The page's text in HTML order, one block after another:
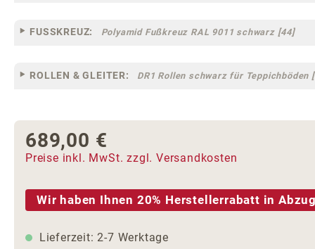
FUSSKREUZ: Polyamid Fußkreuz RAL 9011 schwarz [44]
ROLLEN & GLEITER: DR1 Rollen schwarz für Teppichböden
Regulärer Preis:
689,00 €
Preise inkl. MwSt. zzgl. Versandkosten
Wir haben Ihnen 20% Herstellerrabatt in
Lieferzeit: 2-7 Werktage